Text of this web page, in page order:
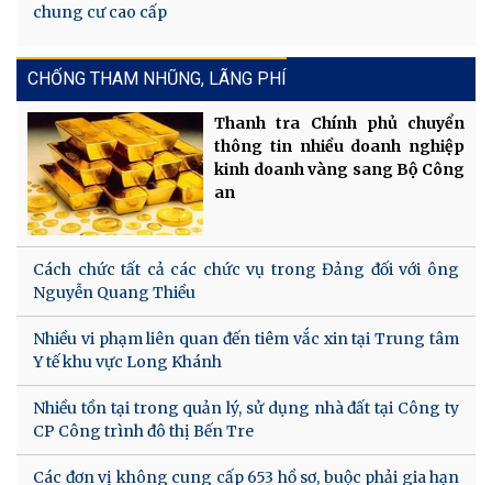
chung cư cao cấp
CHỐNG THAM NHŨNG, LÃNG PHÍ
Thanh tra Chính phủ chuyển
thông tin nhiều doanh nghiệp
kinh doanh vàng sang Bộ Công
an
Cách chức tất cả các chức vụ trong Đảng đối với ông
Nguyễn Quang Thiều
Nhiều vi phạm liên quan đến tiêm vắc xin tại Trung tâm
Y tế khu vực Long Khánh
Nhiều tồn tại trong quản lý, sử dụng nhà đất tại Công ty
CP Công trình đô thị Bến Tre
Các đơn vị không cung cấp 653 hồ sơ, buộc phải gia hạn